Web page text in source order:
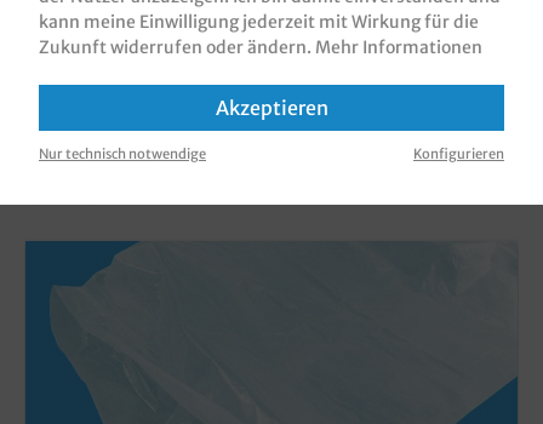
HABEN, HABEN AUCH DIESE PRODUKTE
kann meine Einwilligung jederzeit mit Wirkung für die
Zukunft widerrufen oder ändern. Mehr Informationen
Akzeptieren
Nur technisch notwendige Konfigurieren